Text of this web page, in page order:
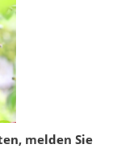
melden Sie